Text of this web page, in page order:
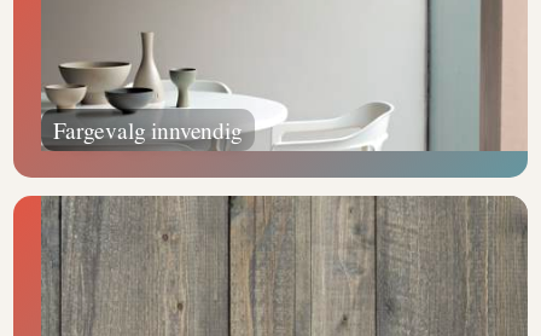
Fargevalg innvendig